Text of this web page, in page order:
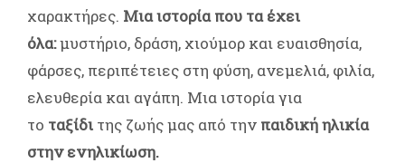
χαρακτήρες. Μια ιστορία που τα έχει
όλα:μυστήριο, δράση, χιούμορ και ευαισθησία,
φάρσες, περιπέτειες στη φύση, ανεμελιά, φιλία,
ελευθερία και αγάπη. Μια ιστορία για
το ταξίδι της ζωής μας από την παιδική ηλικία
στην ενηλικίωση.